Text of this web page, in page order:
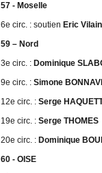
57 - Moselle
6e circ. : soutien Eric
59 – Nord
3e circ. : Dominique
9e circ. : Simone
12e circ. : Serge
19e circ. : Serge
20e circ. : Dominique
60 - OISE